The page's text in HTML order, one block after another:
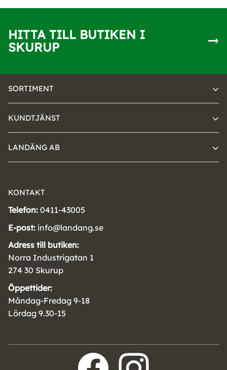
HITTA TILL BUTIKEN I
SKURUP
SORTIMENT
KUNDTJÄNST
LANDÄNG AB
KONTAKT
Telefon: 0411-43005
E-post: info@landang.se
Adress till butiken:
Norra Industrigatan 1
274 30 Skurup
Öppettider:
Måndag-Fredag 9-18
Lördag 9.30-15